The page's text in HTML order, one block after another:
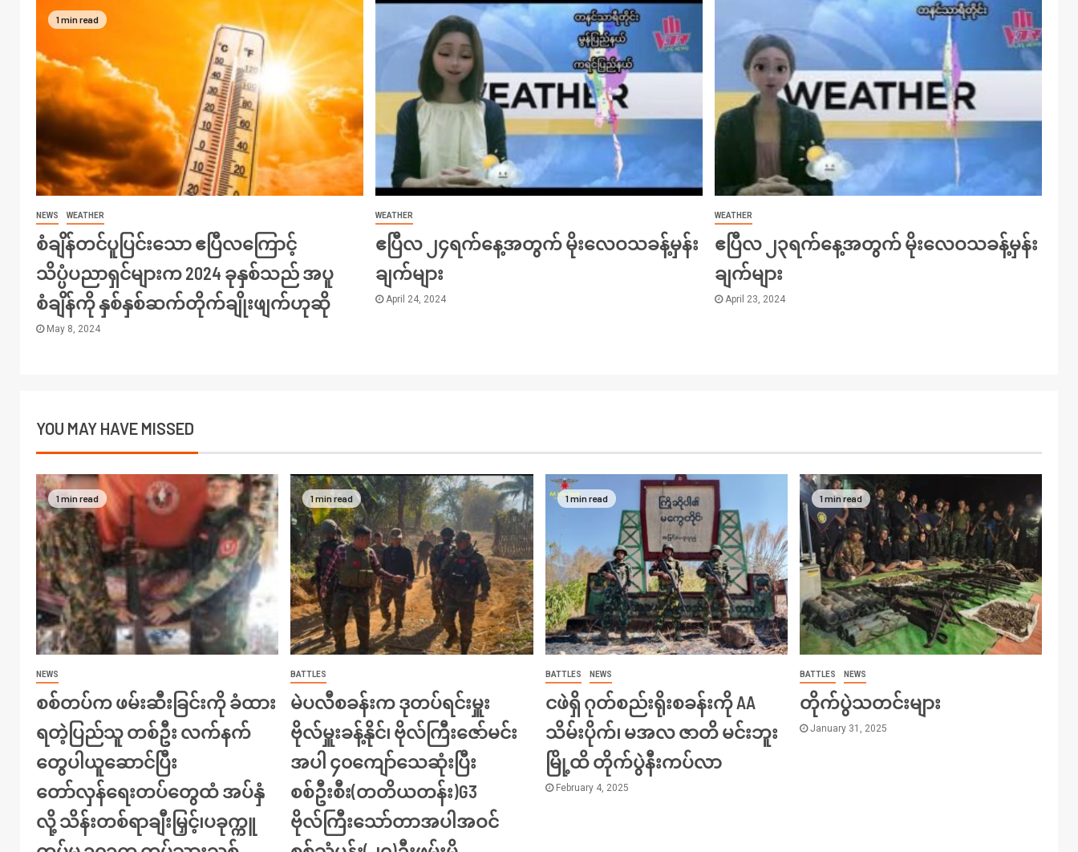
1 min read
NEWS WEATHER
စံချိန်တင်ပူပြင်းသော ဧပြီလကြောင့်
သိပ္ပံပညာရှင်များက 2024 ခုနှစ်သည် အပူ
စံချိန်ကို နှစ်နှစ်ဆက်တိုက်ချိုးဖျက်ဟုဆို
May 8, 2024
WEATHER
ဧပြီလ ၂၄ရက်နေ့အတွက် မိုးလေဝသခန့်မှန်း
ချက်များ
April 24, 2024
WEATHER
ဧပြီလ ၂၃ရက်နေ့အတွက် မိုးလေဝသခန့်မှန်း
ချက်များ
April 23, 2024
YOU MAY HAVE MISSED
1 min read
NEWS
စစ်တပ်က ဖမ်းဆီးခြင်းကို ခံထား
ရတဲ့ပြည်သူ တစ်ဦး လက်နက်
တွေပါယူဆောင်ပြီး
တော်လှန်ရေးတပ်တွေထံ အပ်နှံ
လို့ သိန်းတစ်ရာချီးမြှင့်၊ပခုက္ကူ
1 min read
BATTLES
မဲပလီစခန်းက ဒုတပ်ရင်းမှူး
ဗိုလ်မှူးခန့်နိုင်၊ ဗိုလ်ကြီးဇော်မင်း
အပါ ၄၀ကျော်သေဆုံးပြီး
စစ်ဦးစီး(တတိယတန်း)G3
ဗိုလ်ကြီးသော်တာအပါအဝင်
1 min read
BATTLES NEWS
ငဖဲရှိ ဂုတ်စည်းရိုးစခန်းကို AA
သိမ်းပိုက်၊ မအလ ဇာတိ မင်းဘူး
မြို့ထိ တိုက်ပွဲနီးကပ်လာ
February 4, 2025
1 min read
BATTLES NEWS
တိုက်ပွဲသတင်းများ
January 31, 2025